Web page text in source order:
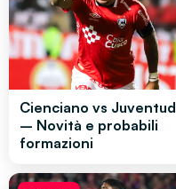
Cienciano vs Juventud
– Novità e probabili
formazioni